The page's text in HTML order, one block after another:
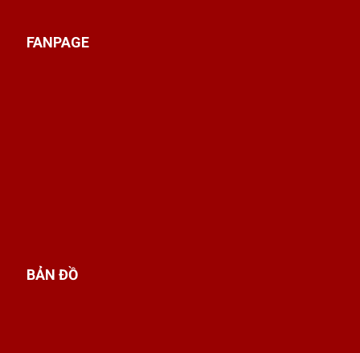
FANPAGE
BẢN ĐỒ